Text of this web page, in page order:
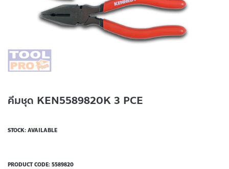
คีมชุด KEN5589820K 3 PCE
STOCK: AVAILABLE
PRODUCT CODE: 5589820